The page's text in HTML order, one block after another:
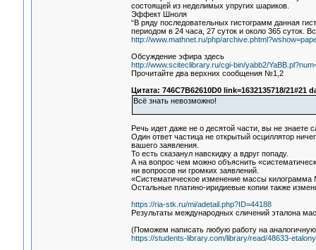
состоящей из неделимых упругих шариков.
Эффект Шноля
“В ряду последовательных гистограмм данная
периодом в 24 часа, 27 суток и около 365 суток.
http://www.mathnet.ru/php/
Обсуждение эфира здесь
http://www.sciteclibrary.ru/cgi-bin/yabb2/
Прочитайте два верхних сообщения №1,2
Цитата: 746C7B62610D0 link=1632135718/21#21
Всё знать невозможно!
Речь идет даже не о десятой части, вы не
Один ответ частица не открытый осциллятор
вашего заявления.
То есть сказанул навскидку а вдруг попаду.
А на вопрос чем можно объяснить
ни вопросов ни громких заявлений.
«Систематическое изменение массы килограмма
Остальные платино-иридиевые копии также
https://ria-stk.ru/mi/adetail.php?ID=44188
Результаты международных сличений эталона
(Поможем написать любую работу на
https://students-library.com/library/read/48633-